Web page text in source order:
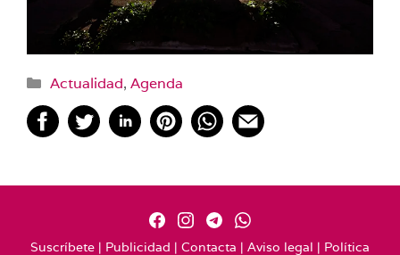
Categorías
Actualidad, Agenda
Suscríbete | Publicidad | Contacta | Aviso legal | Política